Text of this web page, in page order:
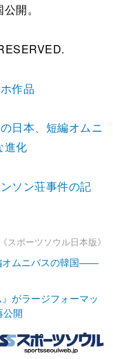
開。
作品
日本、短編オムニ
化
ソン荘事件の記
《スポーツソウル日本版》
オムニバスの韓国――
がラージフォーマッ
開